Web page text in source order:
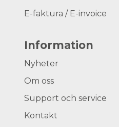
E-faktura / E-invoice
Information
Nyheter
Om oss
Support och service
Kontakt